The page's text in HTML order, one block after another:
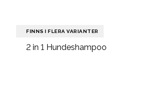
FINNS I FLERA VARIANTER
2 in 1 Hundeshampoo